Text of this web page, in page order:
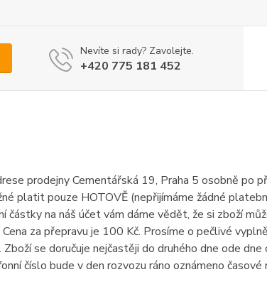
Nevíte si rady? Zavolejte.
+420 775 181 452
prodejny Cementářská 19, Praha 5 osobně po
platit pouze HOTOVĚ (nepřijímáme žádné
částky na náš účet vám dáme vědět, že si zboží
za přepravu je 100 Kč. Prosíme o pečlivé
se doručuje nejčastěji do druhého dne ode dne
číslo bude v den rozvozu ráno oznámeno časové